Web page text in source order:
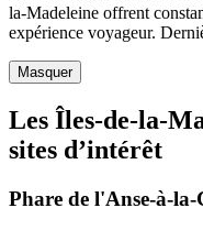
la-Madeleine offrent
expérience voyageur.
Masquer
Les Îles-de-la-
sites d’intérêt
Phare de l'Anse-à-la-